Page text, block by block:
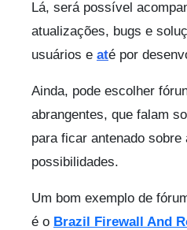
Lá, será possível
atualizações, bugs e
usuários e até por
Ainda, pode escolher
abrangentes, que falam
para ficar antenado sobre
possibilidades.
Um bom exemplo de
é o Brazil Firewall And